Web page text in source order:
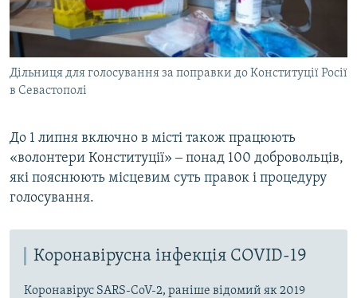
Дільниця для голосування за поправки до Конституції Росії
в Севастополі
До 1 липня включно в місті також працюють
«волонтери Конституції» ‒ понад 100 добровольців,
які пояснюють місцевим суть правок і процедуру
голосування.
Коронавірусна інфекція COVID-19
Коронавірус SARS-CoV-2, раніше відомий як 2019